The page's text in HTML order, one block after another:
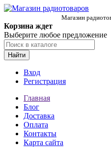
Магазин
Корзина ждет
Выберите любое предложение
Найти
Вход
Регистрация
Главная
Блог
Доставка
Оплата
Контакты
Карта сайта